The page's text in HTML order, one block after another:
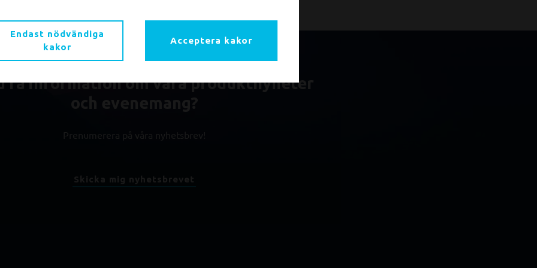
få information om våra produktnyheter
Prenumerera på våra nyhetsbrev!
Skicka mig nyhetsbrevet
Endast nödvändiga
kakor
Acceptera kakor